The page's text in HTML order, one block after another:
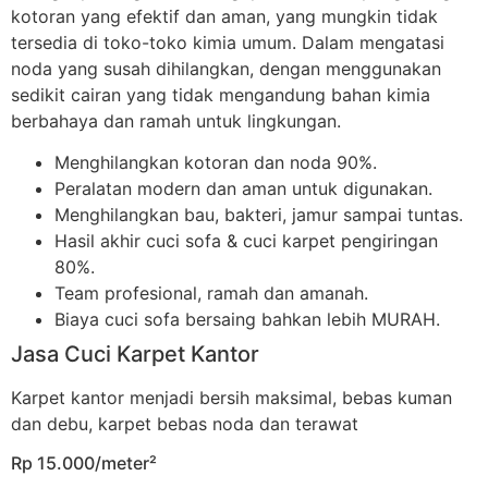
kotoran yang efektif dan aman, yang mungkin tidak
tersedia di toko-toko kimia umum. Dalam mengatasi
noda yang susah dihilangkan, dengan menggunakan
sedikit cairan yang tidak mengandung bahan kimia
berbahaya dan ramah untuk lingkungan.
Menghilangkan kotoran dan noda 90%.
Peralatan modern dan aman untuk digunakan.
Menghilangkan bau, bakteri, jamur sampai tuntas.
Hasil akhir cuci sofa & cuci karpet pengiringan
80%.
Team profesional, ramah dan amanah.
Biaya cuci sofa bersaing bahkan lebih MURAH.
Jasa Cuci Karpet Kantor
Karpet kantor menjadi bersih maksimal, bebas kuman
dan debu, karpet bebas noda dan terawat
Rp 15.000/meter²